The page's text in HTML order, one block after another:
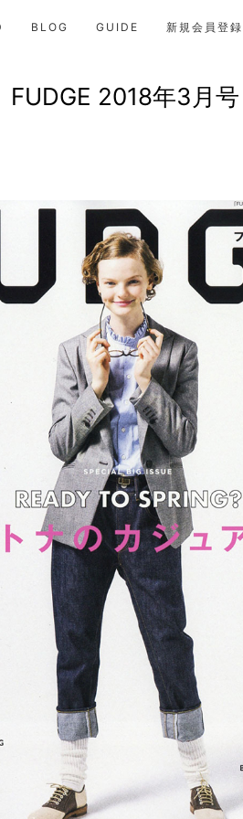
BLOG GUIDE 新規会員登録
FUDGE 2018年3月号